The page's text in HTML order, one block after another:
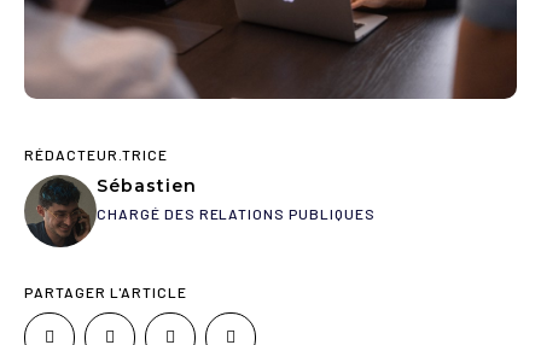
RÉDACTEUR.TRICE
Sébastien
CHARGÉ DES RELATIONS PUBLIQUES
PARTAGER L'ARTICLE